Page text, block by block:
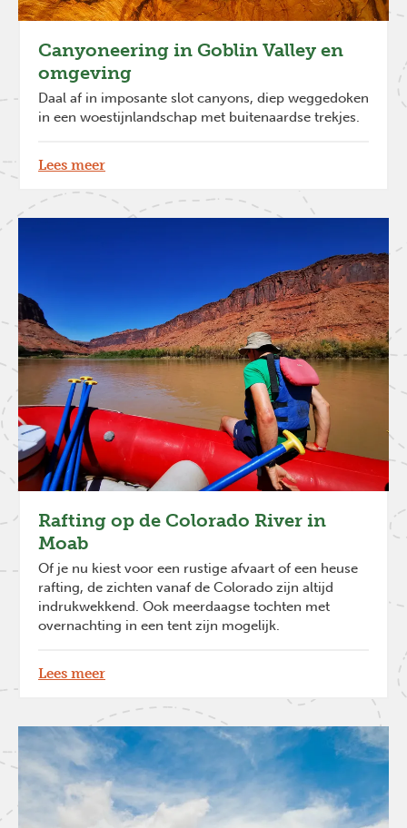
Canyoneering in Goblin Valley en
omgeving
Daal af in imposante slot canyons, diep weggedoken
in een woestijnlandschap met buitenaardse trekjes.
Lees meer
Rafting op de Colorado River in
Moab
Of je nu kiest voor een rustige afvaart of een heuse
rafting, de zichten vanaf de Colorado zijn altijd
indrukwekkend. Ook meerdaagse tochten met
overnachting in een tent zijn mogelijk.
Lees meer